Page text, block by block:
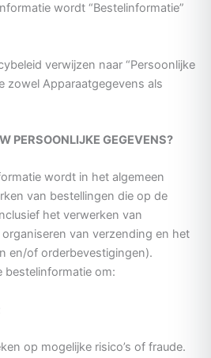
wordt “Bestelinformatie”
verwijzen naar “Persoonlijke
zowel Apparaatgegevens als
PERSOONLIJKE GEGEVENS?
wordt in het algemeen
van bestellingen die op de
het verwerken van
van verzending en het
en/of orderbevestigingen).
bestelinformatie om:
op mogelijke risico’s of fraude.